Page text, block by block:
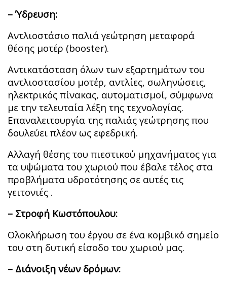
– Ύδρευση:
Αντλιοστάσιο παλιά γεώτρηση μεταφορά
θέσης μοτέρ (booster).
Αντικατάσταση όλων των εξαρτημάτων του
αντλιοστασίου μοτέρ, αντλίες, σωληνώσεις,
ηλεκτρικός πίνακας, αυτοματισμοί, σύμφωνα
με την τελευταία λέξη της τεχνολογίας.
Επαναλειτουργία της παλιάς γεώτρησης που
δουλεύει πλέον ως εφεδρική.
Αλλαγή θέσης του πιεστικού μηχανήματος για
τα υψώματα του χωριού που έβαλε τέλος στα
προβλήματα υδροτότησης σε αυτές τις
γειτονιές .
– Στροφή Κωστόπουλου:
Ολοκλήρωση του έργου σε ένα κομβικό σημείο
του στη δυτική είσοδο του χωριού μας.
– Διάνοιξη νέων δρόμων: